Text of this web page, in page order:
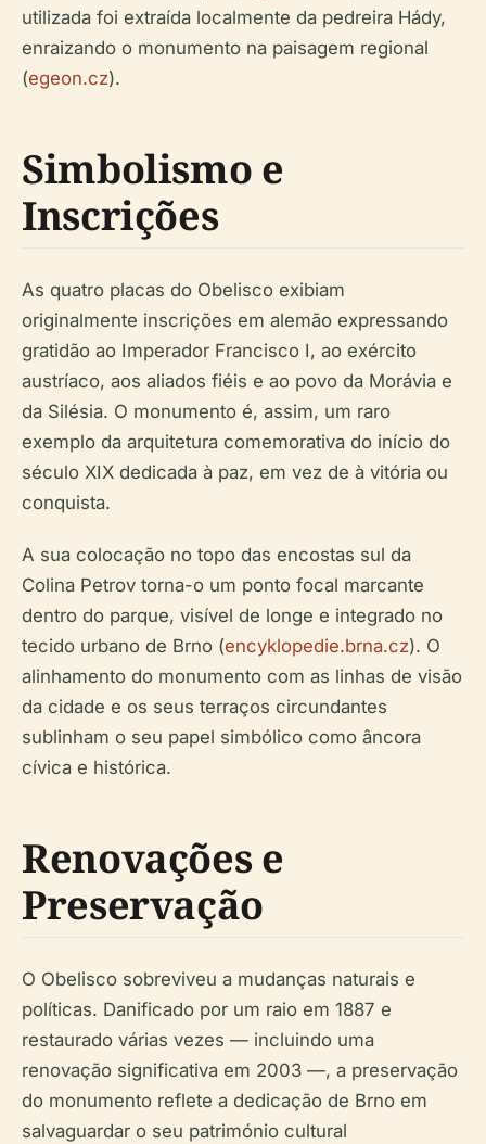
utilizada foi extraída localmente da pedreira Hády,
enraizando o monumento na paisagem regional
(egeon.cz).
Simbolismo e
Inscrições
As quatro placas do Obelisco exibiam
originalmente inscrições em alemão expressando
gratidão ao Imperador Francisco I, ao exército
austríaco, aos aliados fiéis e ao povo da Morávia e
da Silésia. O monumento é, assim, um raro
exemplo da arquitetura comemorativa do início do
século XIX dedicada à paz, em vez de à vitória ou
conquista.
A sua colocação no topo das encostas sul da
Colina Petrov torna-o um ponto focal marcante
dentro do parque, visível de longe e integrado no
tecido urbano de Brno (encyklopedie.brna.cz). O
alinhamento do monumento com as linhas de visão
da cidade e os seus terraços circundantes
sublinham o seu papel simbólico como âncora
cívica e histórica.
Renovações e
Preservação
O Obelisco sobreviveu a mudanças naturais e
políticas. Danificado por um raio em 1887 e
restaurado várias vezes — incluindo uma
renovação significativa em 2003 —, a preservação
do monumento reflete a dedicação de Brno em
salvaguardar o seu património cultural